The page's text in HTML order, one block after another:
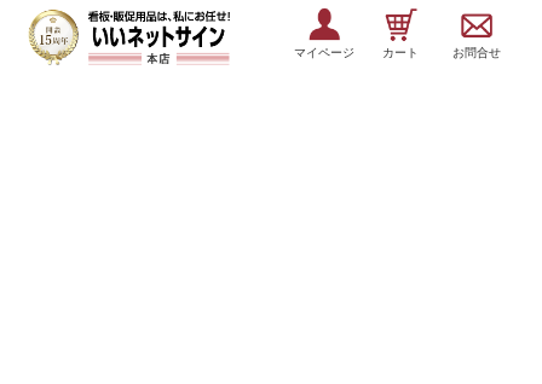
マイページ カート お問合せ